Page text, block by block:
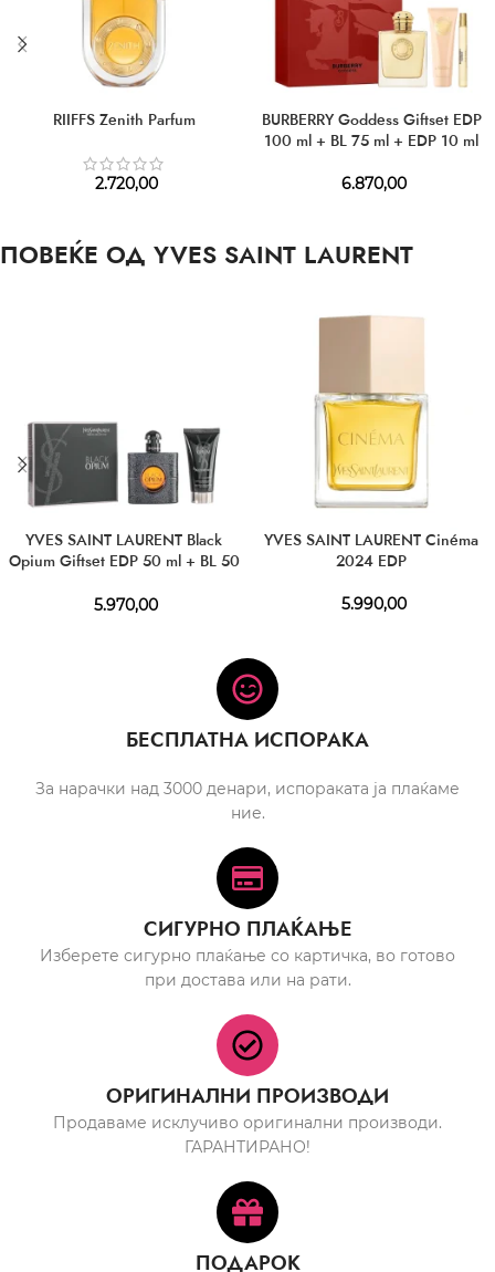
RIIFFS Zenith Parfum
2.720,00
BURBERRY Goddess Giftset EDP
100 ml + BL 75 ml + EDP 10 ml
6.870,00
ПОВЕЌЕ ОД YVES SAINT LAURENT
YVES SAINT LAURENT Black
Opium Giftset EDP 50 ml + BL 50
5.970,00
YVES SAINT LAURENT Cinéma
2024 EDP
5.990,00
БЕСПЛАТНА ИСПОРАКА
За нарачки над 3000 денари, испораката ја плаќаме
ние.
СИГУРНО ПЛАЌАЊЕ
Изберете сигурно плаќање со картичка, во готово
при достава или на рати.
ОРИГИНАЛНИ ПРОИЗВОДИ
Продаваме исклучиво оригинални производи.
ГАРАНТИРАНО!
ПОДАРОК